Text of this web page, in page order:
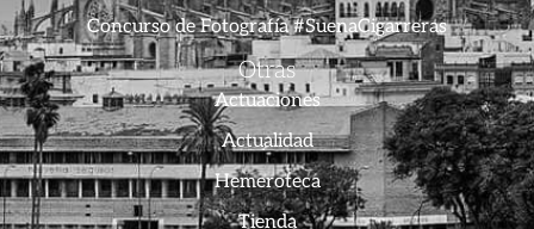
Concurso de Fotografía #SuenaCigarreras
Otras
Actuaciones
Actualidad
Hemeroteca
Tienda